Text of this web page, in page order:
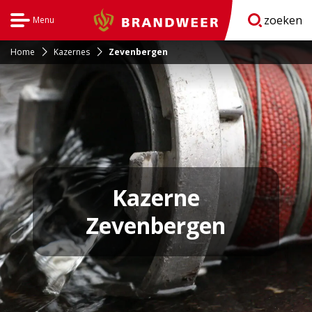
Menu Brandweer zoeken
Home Kazernes Zevenbergen
Kazerne
Zevenbergen